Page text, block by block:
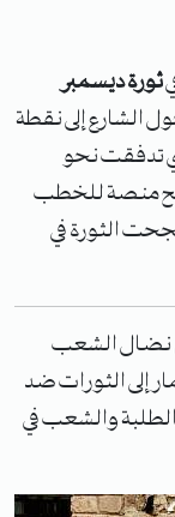
ثورة ديسمبر
الشارع إلى نقطة
تدفقت نحو
منصة للخطب
الثورة في
نضال الشعب
إلى الثورات ضد
والشعب في